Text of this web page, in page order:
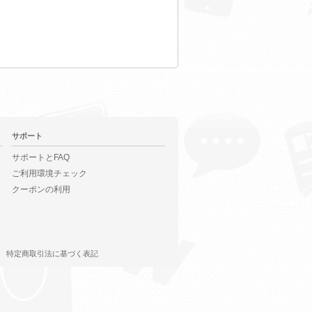
サポート
サポートとFAQ
ご利用環境チェック
クーポンの利用
特定商取引法に基づく表記